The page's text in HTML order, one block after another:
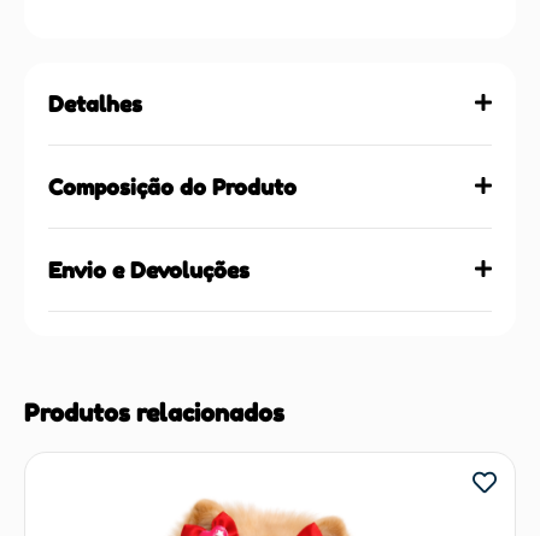
Detalhes
Composição do Produto
Envio e Devoluções
Produtos relacionados